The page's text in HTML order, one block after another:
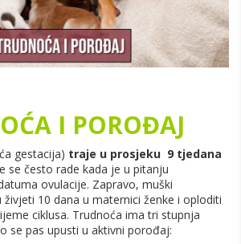
I POROĐAJ
gestacija) traje u prosjeku 9 tjedana
se često rade kada je u pitanju
ovulacije. Zapravo, muški
10 dana u maternici ženke i oploditi
ciklusa. Trudnoća ima tri stupnja
se pas upusti u aktivni porođaj: